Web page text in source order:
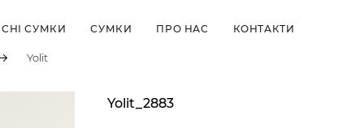
СУМКИ СУМКИ ПРО НАС КОНТАКТИ
Yolit
Yolit_2883